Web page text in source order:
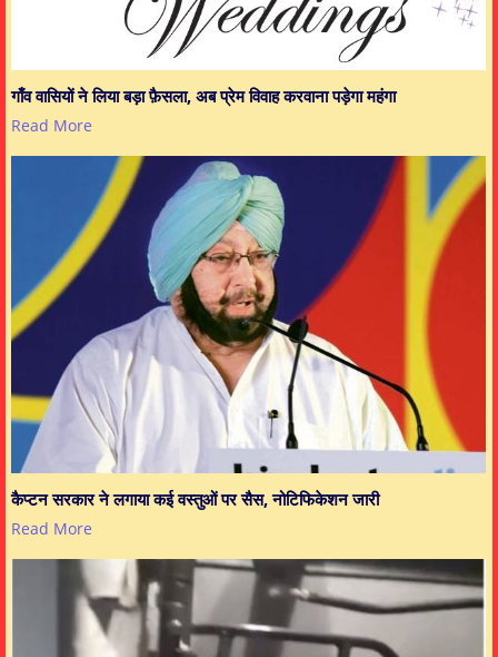
गाँव वासियों ने लिया बड़ा फ़ैसला, अब प्रेम विवाह करवाना पड़ेगा महंगा
Read More
कैप्टन सरकार ने लगाया कई वस्तुओं पर सैस, नोटिफिकेशन जारी
Read More